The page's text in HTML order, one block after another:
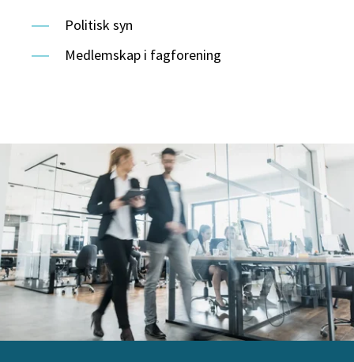
Politisk syn
Medlemskap i fagforening